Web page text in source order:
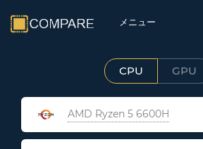
メニュー
CPU GPU
AMD Ryzen 5 6600H